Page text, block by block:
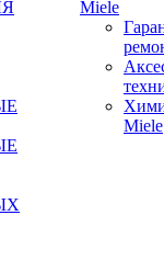
Miele
Miele